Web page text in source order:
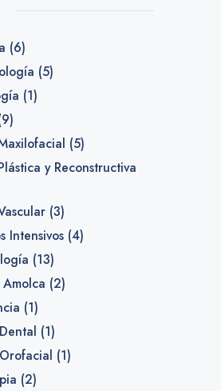
(6)
(5)
(1)
(5)
y Reconstructiva
(3)
Intensivos(4)
(13)
(2)
(1)
(1)
(1)
(2)